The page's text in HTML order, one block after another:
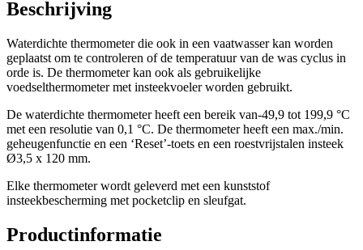
Beschrijving
Waterdichte thermometer die ook in een vaatwasser kan worden
geplaatst om te controleren of de temperatuur van de was cyclus in
orde is. De thermometer kan ook als gebruikelijke
voedselthermometer met insteekvoeler worden gebruikt.
De waterdichte thermometer heeft een bereik van-49,9 tot 199,9 °C
met een resolutie van 0,1 °C. De thermometer heeft een max./min.
geheugenfunctie en een ‘Reset’-toets en een roestvrijstalen insteek
Ø3,5 x 120 mm.
Elke thermometer wordt geleverd met een kunststof
insteekbescherming met pocketclip en sleufgat.
Productinformatie